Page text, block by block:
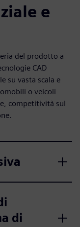
e
del prodotto a
CAD
su vasta scala e
o veicoli
competitività sul
di